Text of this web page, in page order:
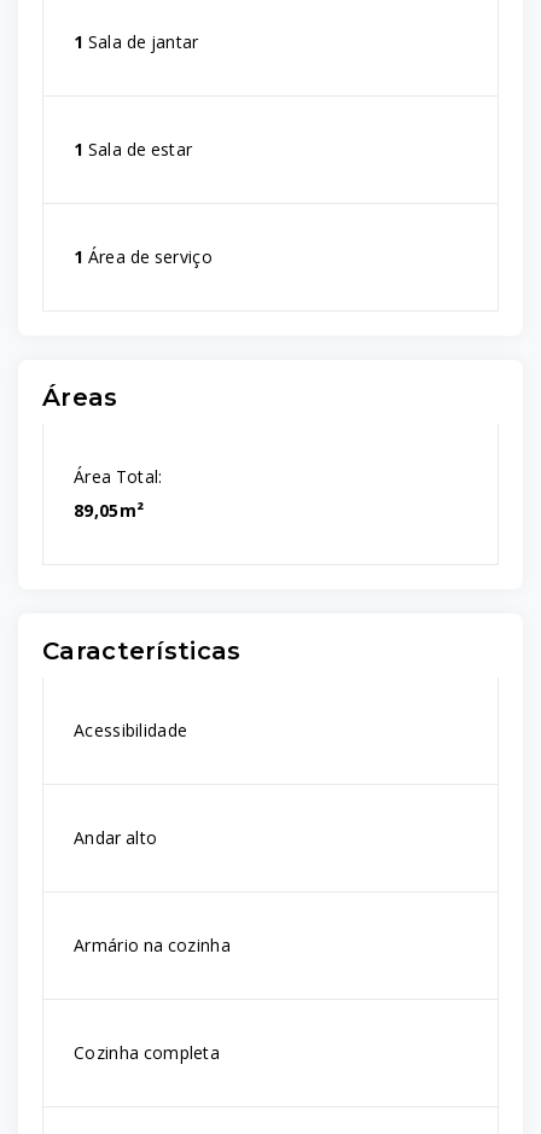
1 Sala de jantar
1 Sala de estar
1 Área de serviço
Áreas
Área Total:
89,05m²
Características
Acessibilidade
Andar alto
Armário na cozinha
Cozinha completa